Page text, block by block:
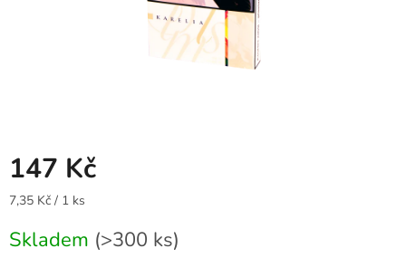
147 Kč
Měrná
7,35 Kč / 1 ks
Skladem (>300 ks)